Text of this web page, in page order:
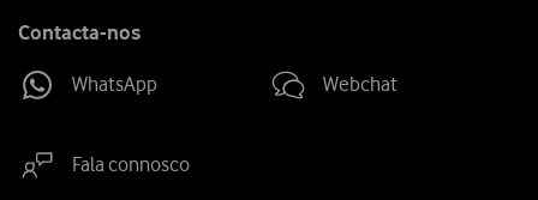
Contacta-nos
WhatsApp Webchat
Fala connosco